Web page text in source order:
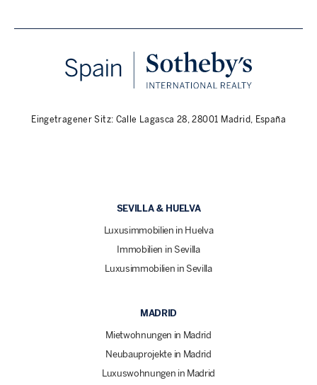
Eingetragener Sitz: Calle Lagasca 28, 28001 Madrid, España
SEVILLA & HUELVA
Luxusimmobilien in Huelva
Immobilien in Sevilla
Luxusimmobilien in Sevilla
MADRID
Mietwohnungen in Madrid
Neubauprojekte in Madrid
Luxuswohnungen in Madrid